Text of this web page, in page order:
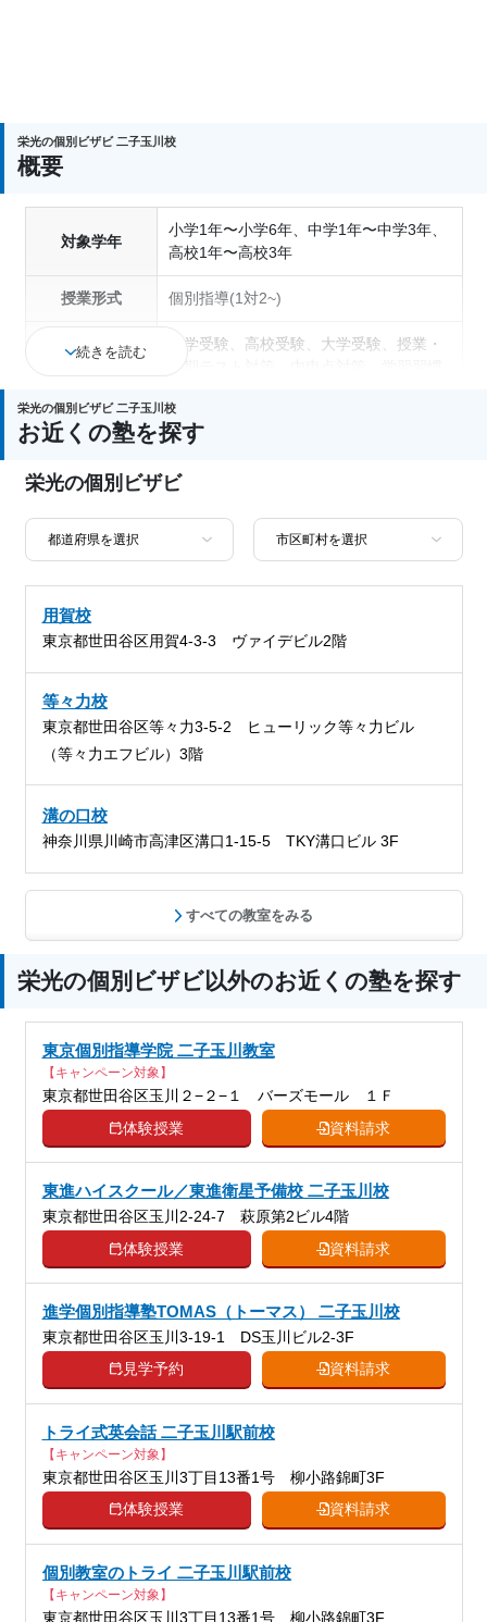
栄光の個別ビザビ 二子玉川校
概要
対象学年
小学1年〜小学6年、中学1年〜中学3年、
高校1年〜高校3年
授業形式 個別指導(1対2~)
中学受験、高校受験、大学受験、授業・
試対策、学校別特化対策
塾の特徴
能、授業の振替可能
続きを読む
栄光の個別ビザビ 二子玉川校
お近くの塾を探す
栄光の個別ビザビ
用賀校
東京都世田谷区用賀4-3-3 ヴァイデビル2階
等々力校
東京都世田谷区等々力3-5-2 ヒューリック等々力ビル
（等々力エフビル）3階
溝の口校
神奈川県川崎市高津区溝口1-15-5 TKY溝口ビル 3F
すべての教室をみる
栄光の個別ビザビ以外のお近くの塾を探す
東京個別指導学院 二子玉川教室
【キャンペーン対象】
東京都世田谷区玉川２−２−１ バーズモール １Ｆ
体験授業
資料請求
東進ハイスクール／東進衛星予備校 二子玉川校
東京都世田谷区玉川2-24-7 萩原第2ビル4階
体験授業
資料請求
進学個別指導塾TOMAS（トーマス） 二子玉川校
東京都世田谷区玉川3-19-1 DS玉川ビル2-3F
見学予約
資料請求
トライ式英会話 二子玉川駅前校
【キャンペーン対象】
東京都世田谷区玉川3丁目13番1号 柳小路錦町3F
体験授業
資料請求
個別教室のトライ 二子玉川駅前校
【キャンペーン対象】
東京都世田谷区玉川3丁目13番1号 柳小路錦町3F